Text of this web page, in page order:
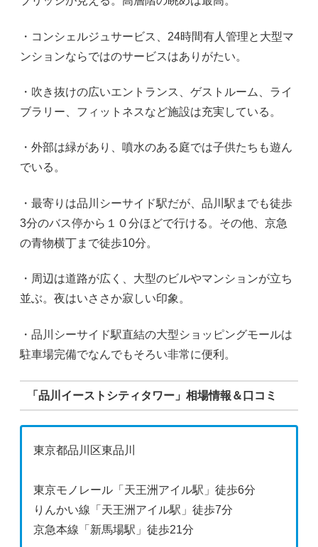
・コンシェルジュサービス、24時間有人管理と大型マ
ンションならではのサービスはありがたい。
・吹き抜けの広いエントランス、ゲストルーム、ライ
ブラリー、フィットネスなど施設は充実している。
・外部は緑があり、噴水のある庭では子供たちも遊ん
でいる。
・最寄りは品川シーサイド駅だが、品川駅までも徒歩
3分のバス停から１０分ほどで行ける。その他、京急
の青物横丁まで徒歩10分。
・周辺は道路が広く、大型のビルやマンションが立ち
並ぶ。夜はいささか寂しい印象。
・品川シーサイド駅直結の大型ショッピングモールは
駐車場完備でなんでもそろい非常に便利。
「品川イーストシティタワー」相場情報＆口コミ
東京都品川区東品川
東京モノレール「天王洲アイル駅」徒歩6分
りんかい線「天王洲アイル駅」徒歩7分
京急本線「新馬場駅」徒歩21分